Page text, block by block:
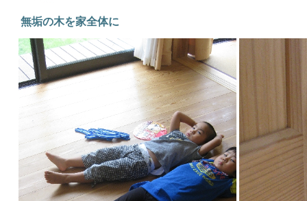
無垢の木を家全体に